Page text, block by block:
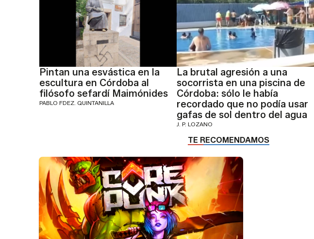
Pintan una esvástica en la
escultura en Córdoba al
filósofo sefardí Maimónides
PABLO FDEZ. QUINTANILLA
La brutal agresión a una
socorrista en una piscina de
Córdoba: sólo le había
recordado que no podía usar
gafas de sol dentro del agua
J. P. LOZANO